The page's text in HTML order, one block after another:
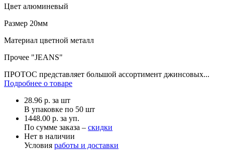
Цвет алюминевый
Размер 20мм
Материал цветной металл
Прочее "JEANS"
ПРОТОС представляет большой ассортимент джинсовых...
Подробнее о товаре
28.96 р. за шт
В упаковке по 50 шт
1448.00 р. за уп.
По сумме заказа – скидки
Нет в наличии
Условия работы и доставки